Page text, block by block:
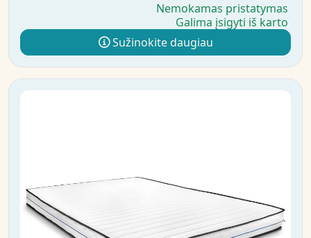
Nemokamas pristatymas
Galima įsigyti iš karto
Sužinokite daugiau